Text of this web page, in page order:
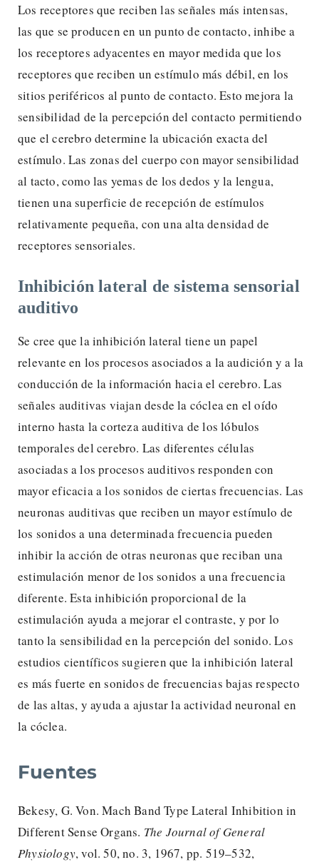
Los receptores que reciben las señales más intensas,
las que se producen en un punto de contacto, inhibe a
los receptores adyacentes en mayor medida que los
receptores que reciben un estímulo más débil, en los
sitios periféricos al punto de contacto. Esto mejora la
sensibilidad de la percepción del contacto permitiendo
que el cerebro determine la ubicación exacta del
estímulo. Las zonas del cuerpo con mayor sensibilidad
al tacto, como las yemas de los dedos y la lengua,
tienen una superficie de recepción de estímulos
relativamente pequeña, con una alta densidad de
receptores sensoriales.
Inhibición lateral de sistema sensorial
auditivo
Se cree que la inhibición lateral tiene un papel
relevante en los procesos asociados a la audición y a la
conducción de la información hacia el cerebro. Las
señales auditivas viajan desde la cóclea en el oído
interno hasta la corteza auditiva de los lóbulos
temporales del cerebro. Las diferentes células
asociadas a los procesos auditivos responden con
mayor eficacia a los sonidos de ciertas frecuencias. Las
neuronas auditivas que reciben un mayor estímulo de
los sonidos a una determinada frecuencia pueden
inhibir la acción de otras neuronas que reciban una
estimulación menor de los sonidos a una frecuencia
diferente. Esta inhibición proporcional de la
estimulación ayuda a mejorar el contraste, y por lo
tanto la sensibilidad en la percepción del sonido. Los
estudios científicos sugieren que la inhibición lateral
es más fuerte en sonidos de frecuencias bajas respecto
de las altas, y ayuda a ajustar la actividad neuronal en
la cóclea.
Fuentes
Bekesy, G. Von. Mach Band Type Lateral Inhibition in
Different Sense Organs. The Journal of General
Physiology, vol. 50, no. 3, 1967, pp. 519–532,